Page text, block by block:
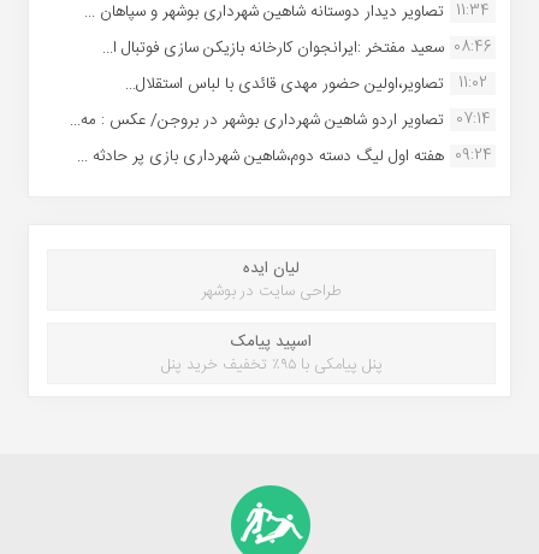
11:34 تصاویر دیدار دوستانه شاهین شهردارى بوشهر و سپاهان ...
08:46 سعید مفتخر :ایرانجوان کارخانه بازیکن سازی فوتبال ا...
11:02
تصاویر،اولین حضور مهدی قائدی با لباس استقلال...
07:14 تصاویر اردو شاهین شهرداری بوشهر در بروجن/ عکس : مه...
09:24 هفته اول لیگ دسته دوم،شاهین شهرداری بازی پر حادثه ...
لیان ایده
طراحی سایت در بوشهر
اسپید پیامک
پنل پیامکی با ۹۵٪ تخفیف خرید پنل